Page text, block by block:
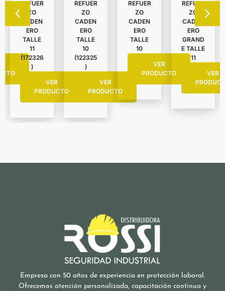
REFUER
ZO
CADEN
ERO
TALLE
11
(172326
)
VER
PRODUCTO
REFUER
ZO
CADEN
ERO
TALLE
10
(122325
)
VER
PRODUCTO
REFUER
ZO
CADEN
ERO
TALLE
10
VER
PRODUCTO
REFUER
ZO
CADEN
ERO
GRAND
E TALLE
11
VER
Empresa con 50 años de experiencia en protección laboral.
Ofrecemos atención personalizada, capacitación continua y